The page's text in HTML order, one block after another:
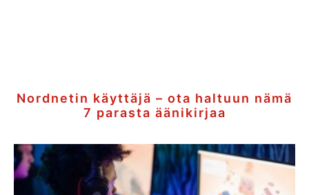
Nordnetin käyttäjä – ota haltuun nämä
7 parasta äänikirjaa